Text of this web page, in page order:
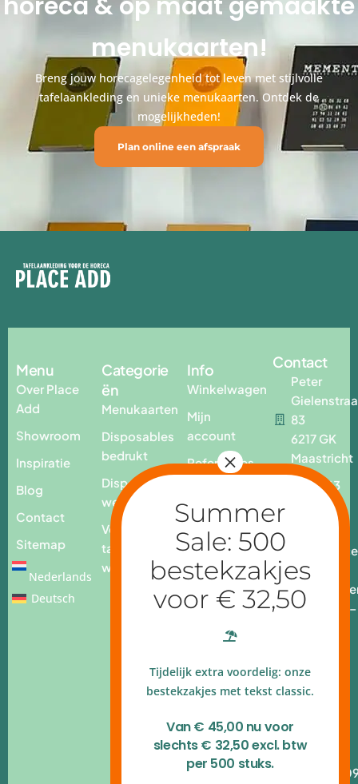
menukaarten!
Breng jouw horecagelegenheid tot leven met stijlvolle
tafelaankleding en unieke menukaarten. Ontdek de
mogelijkheden!
Plan online een afspraak
Menu
Over Place
Add
Showroom
Inspiratie
Blog
Contact
Sitemap
Nederlands
Deutsch
Categorie
ën
Menukaarten
Disposables
bedrukt
Disposables
webshop
Voor op
tafel
webshop
Info
Winkelwagen
Mijn
account
Referenties
Contact
Peter
83
6217 GK
Maastricht
T. +31 43
3259232
add.nl
Ma - vr: 9.00 –
Google
reviews
140.54.790
B.T.W.nr
Tijdelijk extra voordelig: onze
bestekzakjes met tekst classic.
Van € 45,00 nu voor
slechts € 32,50 excl. btw
per 500 stuks.